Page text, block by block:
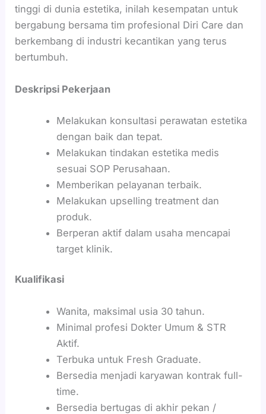
tinggi di dunia estetika, inilah kesempatan untuk
bergabung bersama tim profesional Diri Care dan
berkembang di industri kecantikan yang terus
bertumbuh.
Deskripsi Pekerjaan
Melakukan konsultasi perawatan estetika
dengan baik dan tepat.
Melakukan tindakan estetika medis
sesuai SOP Perusahaan.
Memberikan pelayanan terbaik.
Melakukan upselling treatment dan
produk.
Berperan aktif dalam usaha mencapai
target klinik.
Kualifikasi
Wanita, maksimal usia 30 tahun.
Minimal profesi Dokter Umum & STR
Aktif.
Terbuka untuk Fresh Graduate.
Bersedia menjadi karyawan kontrak full-
time.
Bersedia bertugas di akhir pekan /